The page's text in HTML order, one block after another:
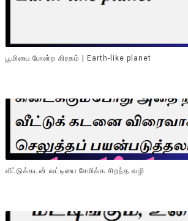
பூமியை போன்ற கிரகம் | Earth-like planet
வீட்டுக்கடன் வட்டியை சேமிக்க சிறந்த வழி